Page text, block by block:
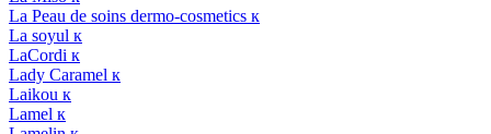
La Peau de soins dermo-cosmetics к
La soyul к
LaCordi к
Lady Caramel к
Laikou к
Lamel к